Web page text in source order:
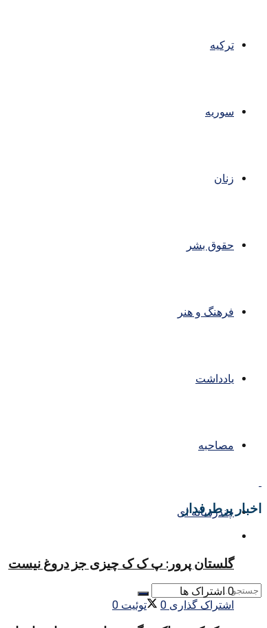
ترکیه
سوریه
زنان
حقوق بشر
فرهنگ و هنر
یادداشت
مصاحبه
چندرسانه ای
اخبار پرطرفدار
گلستان پرور: پ ک ک چیزی جز دروغ نیست
0 اشتراک ها
اشتراک گذاری 0 توئیت 0